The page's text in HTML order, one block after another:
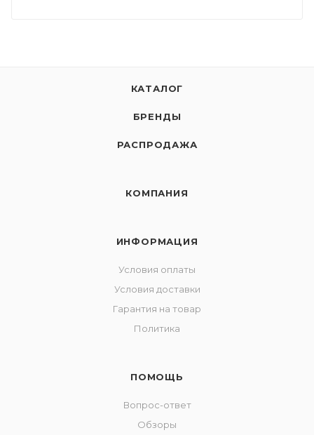
КАТАЛОГ
БРЕНДЫ
РАСПРОДАЖА
КОМПАНИЯ
ИНФОРМАЦИЯ
Условия оплаты
Условия доставки
Гарантия на товар
Политика
ПОМОЩЬ
Вопрос-ответ
Обзоры